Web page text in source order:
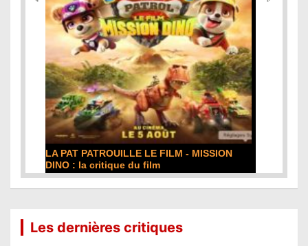
DE LA COMÉDIE-FRANÇAISE : la critique du
film
Les dernières critiques